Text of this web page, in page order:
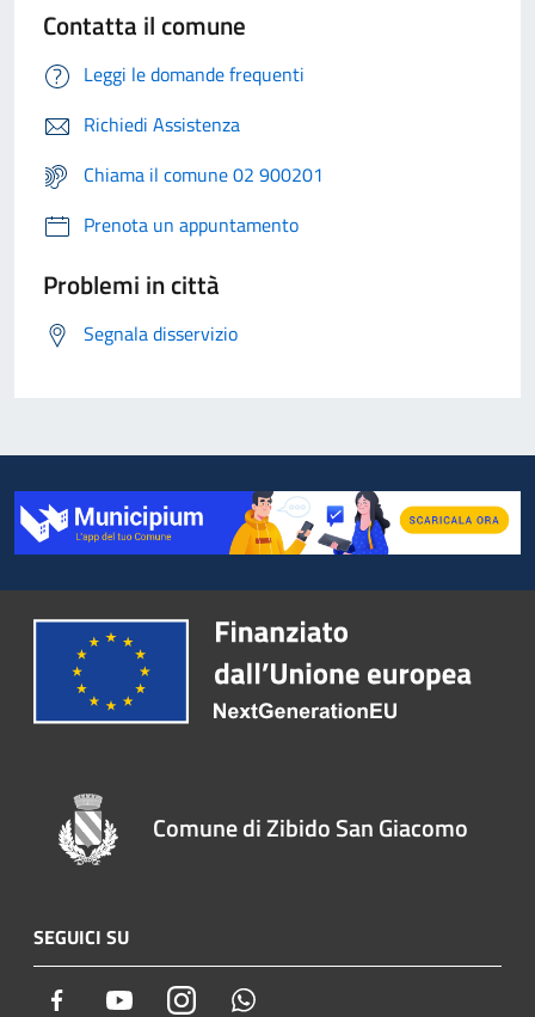
Contatta il comune
Leggi le domande frequenti
Richiedi Assistenza
Chiama il comune 02 900201
Prenota un appuntamento
Problemi in città
Segnala disservizio
Comune di Zibido San Giacomo
SEGUICI SU
Facebook YoutubeInstagram